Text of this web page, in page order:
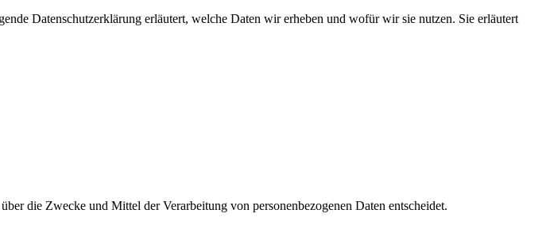
Datenschutzerklärung erläutert, welche Daten wir erheben und wofür wir sie nutzen. Sie erläutert
die Zwecke und Mittel der Verarbeitung von personenbezogenen Daten entscheidet.